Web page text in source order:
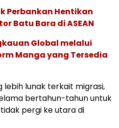
Perbankan Hentikan
Batu Bara di ASEAN
Global melalui
Manga yang Tersedia
lebih lunak terkait migrasi,
bertahun-tahun untuk
pergi ke utara di